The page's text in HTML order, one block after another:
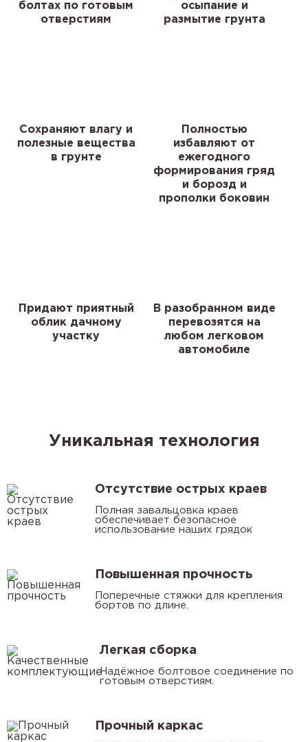
болтах по готовым
отверстиям
осыпание и
размытие грунта
Сохраняют влагу и
полезные вещества
в грунте
Полностью
избавляют от
ежегодного
формирования гряд
и борозд и
прополки боковин
Придают приятный
облик дачному
участку
В разобранном виде
перевозятся на
любом легковом
автомобиле
Уникальная технология
Отсутствие острых краев
Полная завальцовка краев
обеспечивает безопасное
использование наших грядок
Повышенная прочность
Поперечные стяжки для крепления
бортов по длине.
Легкая сборка
Надёжное болтовое соединение по
готовым отверстиям.
Прочный каркас